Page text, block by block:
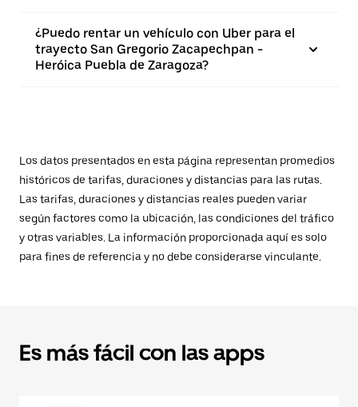
¿Puedo rentar un vehículo con Uber para el
trayecto San Gregorio Zacapechpan -
Heróica Puebla de Zaragoza?
Los datos presentados en esta página representan promedios
históricos de tarifas, duraciones y distancias para las rutas.
Las tarifas, duraciones y distancias reales pueden variar
según factores como la ubicación, las condiciones del tráfico
y otras variables. La información proporcionada aquí es solo
para fines de referencia y no debe considerarse vinculante.
Es más fácil con las apps